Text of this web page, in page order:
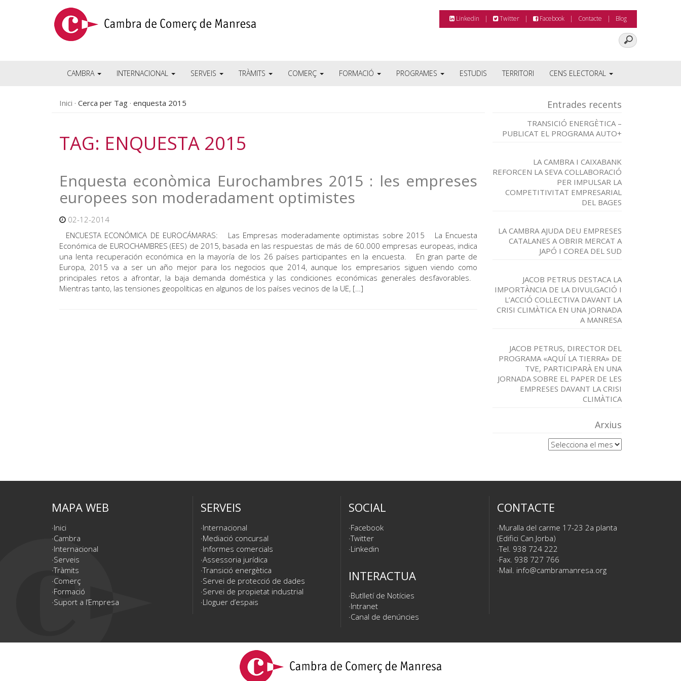
Linkedin Twitter Facebook Contacte Blog
CAMBRA INTERNACIONAL SERVEIS TRÀMITS COMERÇ FORMACIÓ PROGRAMES ESTUDIS TERRITORI CENS ELECTORAL
Inici Cerca per Tag enquesta 2015
TAG: ENQUESTA 2015
Enquesta econòmica Eurochambres 2015 : les empreses
europees son moderadament optimistes
02-12-2014
ENCUESTA ECONÓMICA DE EUROCÁMARAS: Las Empresas moderadamente optimistas sobre 2015 La Encuesta
Económica de EUROCHAMBRES (EES) de 2015, basada en las respuestas de más de 60.000 empresas europeas, indica
una lenta recuperación económica en la mayoría de los 26 países participantes en la encuesta. En gran parte de
Europa, 2015 va a ser un año mejor para los negocios que 2014, aunque los empresarios siguen viendo como
principales retos a afrontar, la baja demanda doméstica y las condiciones económicas generales desfavorables.
Mientras tanto, las tensiones geopolíticas en algunos de los países vecinos de la UE, […]
Entrades recents
TRANSICIÓ ENERGÈTICA –
PUBLICAT EL PROGRAMA AUTO+
LA CAMBRA I CAIXABANK
REFORCEN LA SEVA COL·LABORACIÓ
PER IMPULSAR LA
COMPETITIVITAT EMPRESARIAL
DEL BAGES
LA CAMBRA AJUDA DEU EMPRESES
CATALANES A OBRIR MERCAT A
JAPÓ I COREA DEL SUD
JACOB PETRUS DESTACA LA
IMPORTÀNCIA DE LA DIVULGACIÓ I
L’ACCIÓ COL·LECTIVA DAVANT LA
CRISI CLIMÀTICA EN UNA JORNADA
A MANRESA
JACOB PETRUS, DIRECTOR DEL
PROGRAMA «AQUÍ LA TIERRA» DE
TVE, PARTICIPARÀ EN UNA
JORNADA SOBRE EL PAPER DE LES
EMPRESES DAVANT LA CRISI
CLIMÀTICA
Arxius
Arxius
MAPA WEB
Inici
Cambra
Internacional
Serveis
Tràmits
Comerç
Formació
Suport a l’Empresa
SERVEIS
Internacional
Mediació concursal
Informes comercials
Assessoria jurídica
Transició energètica
Servei de protecció de dades
Servei de propietat industrial
Lloguer d’espais
SOCIAL
Facebook
Twitter
Linkedin
INTERACTUA
Butlletí de Notícies
Intranet
Canal de denúncies
CONTACTE
Muralla del carme 17-23 2a planta
(Edifici Can Jorba)
Tel. 938 724 222
Fax. 938 727 766
Mail. info@cambramanresa.org